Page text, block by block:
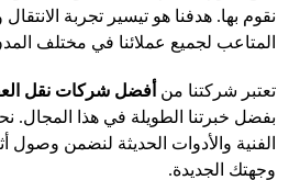
نقوم بها. هدفنا هو تيسير تجربة
المتاعب لجميع عملائنا في مختلف
تعتبر شركتنا من أفضل شركات نقل
بفضل خبرتنا الطويلة في هذا المجال.
الفنية والأدوات الحديثة لنضمن وصول
وجهتك الجديدة.